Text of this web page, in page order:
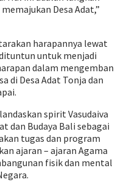
Desa Adat,”
harapannya lewat
untuk menjadi
dalam mengemban
di Desa Adat Tonja dan
spirit Vasudaiva
dan Budaya Bali sebagai
tugas dan program
ajaran – ajaran Agama
fisik dan mental